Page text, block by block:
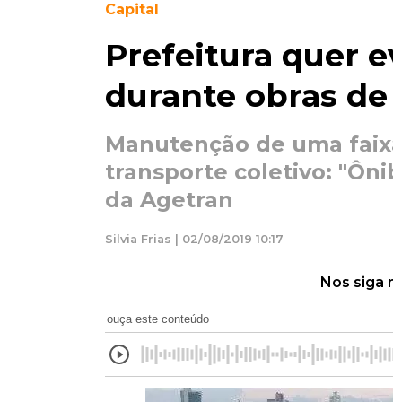
Capital
Prefeitura quer
durante obras
Manutenção de uma
transporte coletivo:
da Agetran
Silvia Frias | 02/08/2019 10:17
Nos siga
ouça este conteúdo